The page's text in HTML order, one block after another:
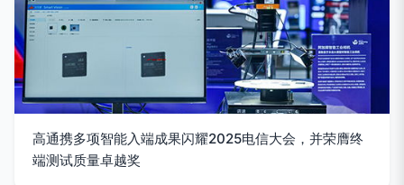
高通携多项智能入端成果闪耀2025电信大会，并荣膺终
端测试质量卓越奖